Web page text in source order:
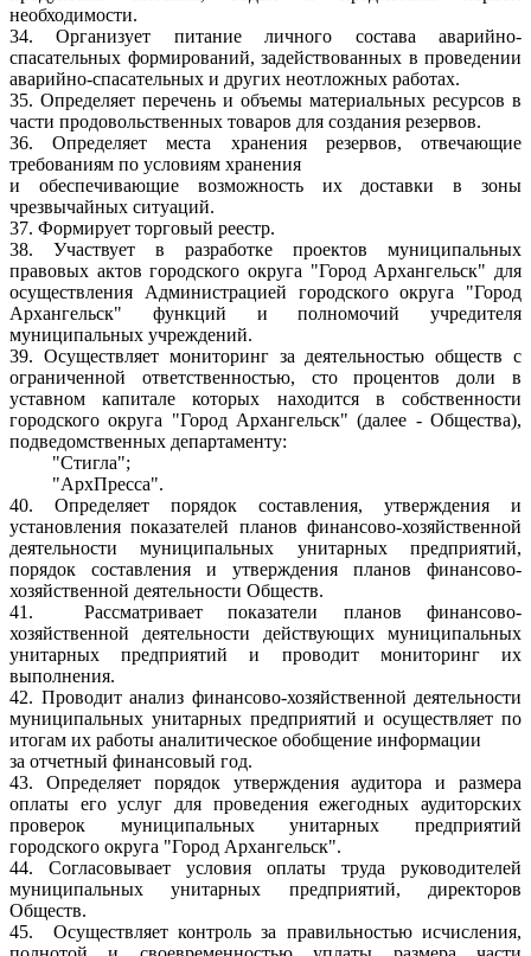
необходимости.
34. Организует питание личного состава аварийно-
спасательных формирований, задействованных в проведении
аварийно-спасательных и других неотложных работах.
35. Определяет перечень и объемы материальных ресурсов в
части продовольственных товаров для создания резервов.
36. Определяет места хранения резервов, отвечающие
требованиям по условиям хранения
и обеспечивающие возможность их доставки в зоны
чрезвычайных ситуаций.
37. Формирует торговый реестр.
38. Участвует в разработке проектов муниципальных
правовых актов городского округа "Город Архангельск" для
осуществления Администрацией городского округа "Город
Архангельск" функций и полномочий учредителя
муниципальных учреждений.
39. Осуществляет мониторинг за деятельностью обществ с
ограниченной ответственностью, сто процентов доли в
уставном капитале которых находится в собственности
городского округа "Город Архангельск" (далее - Общества),
подведомственных департаменту:
"Стигла";
"АрхПресса".
40. Определяет порядок составления, утверждения и
установления показателей планов финансово-хозяйственной
деятельности муниципальных унитарных предприятий,
порядок составления и утверждения планов финансово-
хозяйственной деятельности Обществ.
41. Рассматривает показатели планов финансово-
хозяйственной деятельности действующих муниципальных
унитарных предприятий и проводит мониторинг их
выполнения.
42. Проводит анализ финансово-хозяйственной деятельности
муниципальных унитарных предприятий и осуществляет по
итогам их работы аналитическое обобщение информации
за отчетный финансовый год.
43. Определяет порядок утверждения аудитора и размера
оплаты его услуг для проведения ежегодных аудиторских
проверок муниципальных унитарных предприятий
городского округа "Город Архангельск".
44. Согласовывает условия оплаты труда руководителей
муниципальных унитарных предприятий, директоров
Обществ.
45. Осуществляет контроль за правильностью исчисления,